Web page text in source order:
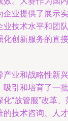
企业提供了展示实
业技术水平和团队
化创新服务的直接
产业和战略性新兴
吸引和培育了一批
“放管服”改革、
的技术咨询、人才